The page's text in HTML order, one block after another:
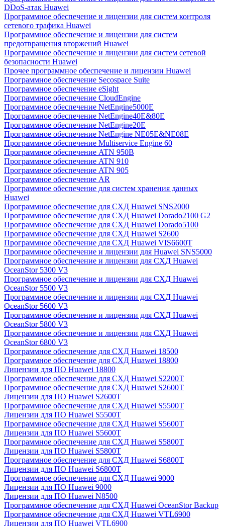
DDoS-атак Huawei
Программное обеспечение и лицензии для систем контроля
сетевого трафика Huawei
Программное обеспечение и лицензии для систем
предотвращения вторжений Huawei
Программное обеспечение и лицензии для систем сетевой
безопасности Huawei
Прочее программное обеспечение и лицензии Huawei
Программное обеспечение Secospace Suite
Программное обеспечение eSight
Программное обеспечение CloudEngine
Программное обеспечение NetEngine5000E
Программное обеспечение NetEngine40E&80E
Программное обеспечение NetEngine20E
Программное обеспечение NetEngine NE05E&NE08E
Программное обеспечение Multiservice Engine 60
Программное обеспечение ATN 950B
Программное обеспечение ATN 910
Программное обеспечение ATN 905
Программное обеспечение AR
Программное обеспечение для систем хранения данных
Huawei
Программное обеспечение для СХД Huawei SNS2000
Программное обеспечение для СХД Huawei Dorado2100 G2
Программное обеспечение для СХД Huawei Dorado5100
Программное обеспечение для СХД Huawei S2600
Программное обеспечение для СХД Huawei VIS6600T
Программное обеспечение и лицензии для Huawei SNS5000
Программное обеспечение и лицензии для СХД Huawei
OceanStor 5300 V3
Программное обеспечение и лицензии для СХД Huawei
OceanStor 5500 V3
Программное обеспечение и лицензии для СХД Huawei
OceanStor 5600 V3
Программное обеспечение и лицензии для СХД Huawei
OceanStor 5800 V3
Программное обеспечение и лицензии для СХД Huawei
OceanStor 6800 V3
Программное обеспечение для СХД Huawei 18500
Программное обеспечение для СХД Huawei 18800
Лицензии для ПО Huawei 18800
Программное обеспечение для СХД Huawei S2200T
Программное обеспечение для СХД Huawei S2600T
Лицензии для ПО Huawei S2600T
Программное обеспечение для СХД Huawei S5500T
Лицензии для ПО Huawei S5500T
Программное обеспечение для СХД Huawei S5600T
Лицензии для ПО Huawei S5600T
Программное обеспечение для СХД Huawei S5800T
Лицензии для ПО Huawei S5800T
Программное обеспечение для СХД Huawei S6800T
Лицензии для ПО Huawei S6800T
Программное обеспечение для СХД Huawei 9000
Лицензии для ПО Huawei 9000
Лицензии для ПО Huawei N8500
Программное обеспечение для СХД Huawei OceanStor Backup
Программное обеспечение для СХД Huawei VTL6900
Лицензии для ПО Huawei VTL6900